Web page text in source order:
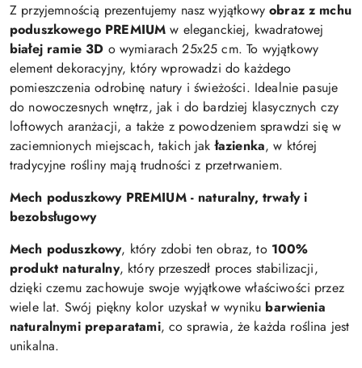
Z przyjemnością prezentujemy nasz wyjątkowyobraz z mchu
poduszkowego PREMIUM w eleganckiej, kwadratowej
białej ramie 3D o wymiarach 25x25 cm. To wyjątkowy
element dekoracyjny, który wprowadzi do każdego
pomieszczenia odrobinę natury i świeżości. Idealnie pasuje
do nowoczesnych wnętrz, jak i do bardziej klasycznych czy
loftowych aranżacji, a także z powodzeniem sprawdzi się w
zaciemnionych miejscach, takich jakłazienka, w której
tradycyjne rośliny mają trudności z przetrwaniem.
Mech poduszkowy PREMIUM - naturalny, trwały i
bezobsługowy
Mech poduszkowy, który zdobi ten obraz, to 100%
produkt naturalny, który przeszedł proces stabilizacji,
dzięki czemu zachowuje swoje wyjątkowe właściwości przez
wiele lat. Swój piękny kolor uzyskał w wyniku barwienia
naturalnymi preparatami, co sprawia, że każda roślina jest
unikalna.